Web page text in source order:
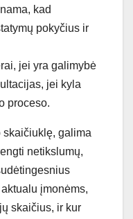
kad
pokyčius ir
jei yra galimybė
jei kyla
proceso.
skaičiuklę, galima
netikslumų,
įmonėms,
skaičius, ir kur